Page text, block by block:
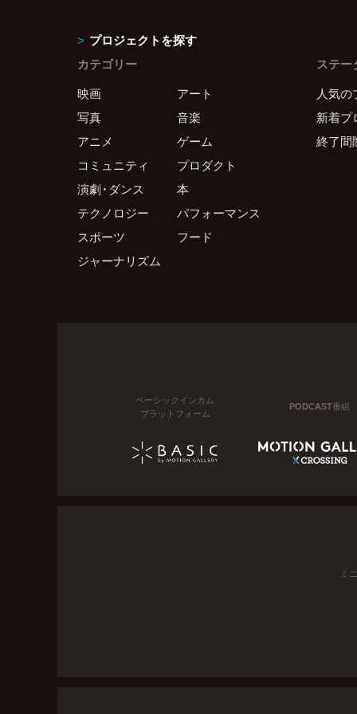
プロジェクトを探す
カテゴリー
映画
アート
写真
音楽
アニメ
ゲーム
コミュニティ
プロダクト
演劇・ダンス
本
テクノロジー
パフォーマンス
スポーツ
フード
ジャーナリズム
ステー
人気の
新着プ
終了間
ベーシックインカム
プラットフォーム
PODCAST番組
ミ